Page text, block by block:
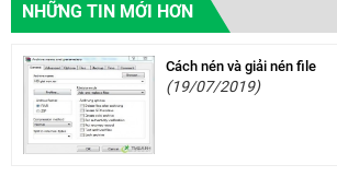
NHỮNG TIN MỚI HƠN
Cách nén và giải nén file
(19/07/2019)